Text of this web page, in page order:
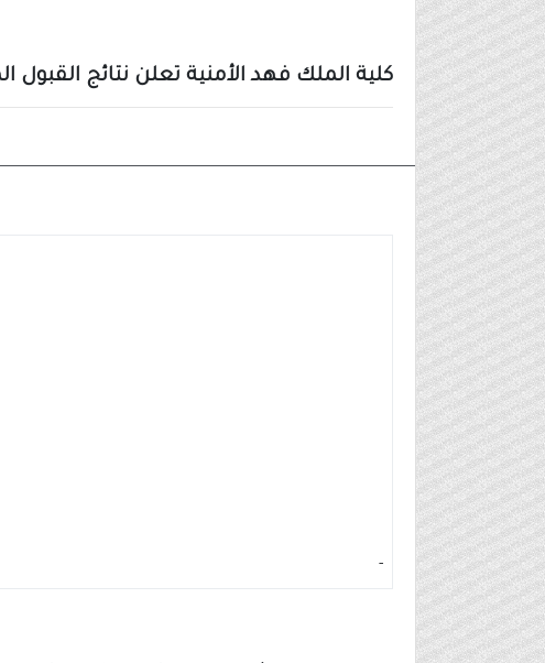
كلية الملك فهد الأمنية تعلن نتائج القبول
-